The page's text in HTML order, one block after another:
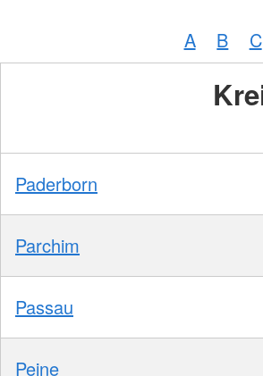
A B C
Paderborn
Parchim
Passau
Peine